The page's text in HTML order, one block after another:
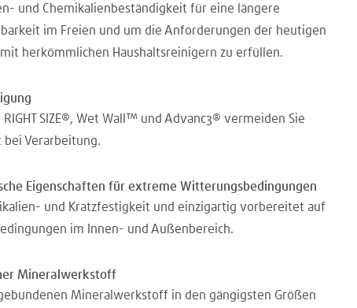
und Chemikalienbeständigkeit für eine längere
im Freien und um die Anforderungen der heutigen
herkömmlichen Haushaltsreinigern zu erfüllen.
RIGHT SIZE®, Wet Wall™ und Advanc3® vermeiden Sie
bei Verarbeitung.
Eigenschaften für extreme Witterungsbedingungen
und Kratzfestigkeit und einzigartig vorbereitet auf
im Innen- und Außenbereich.
Mineralwerkstoff
Mineralwerkstoff in den gängigsten Größen